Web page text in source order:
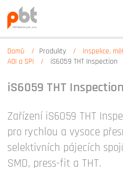
Domů Produkty
Inspekce,
AOI a SPI
iS6059 THT Inspection
iS6059 THT Inspection
Zařízení iS6059 THT
pro rychlou a vysoce
selektivních pájecích
SMD, press-fit a THT.